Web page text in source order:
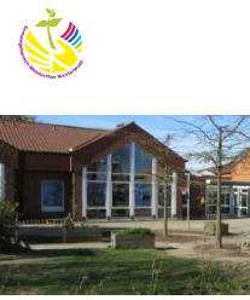
Zum Inhalt springen